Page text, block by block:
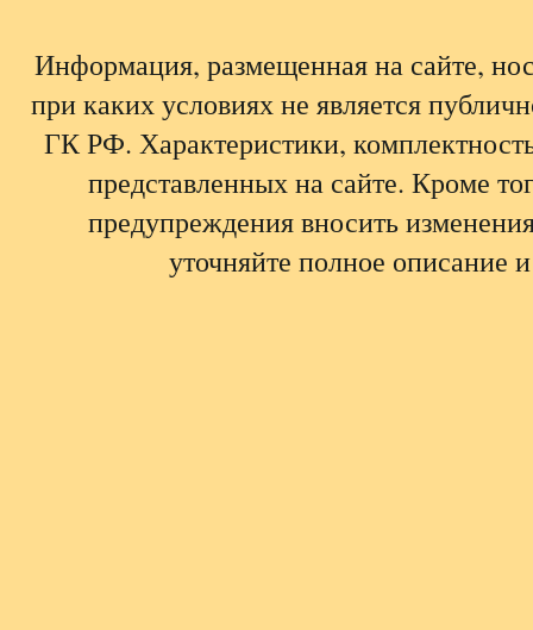
Информация, размещенная на сайте,
при каких условиях не является
ГК РФ. Характеристики,
представленных на сайте. Кроме
предупреждения вносить
уточняйте полное описание